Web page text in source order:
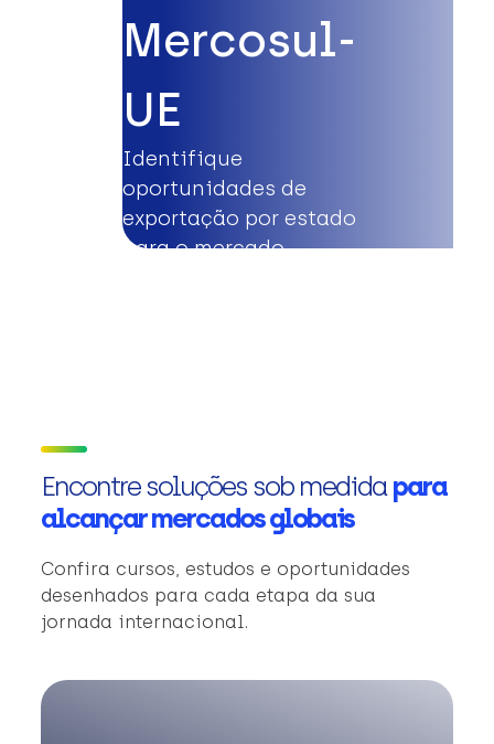
Mercosul-
UE
Identifique
oportunidades de
exportação por estado
para o mercado
Encontre soluções sob medidapara
alcançar mercados globais
Confira cursos, estudos e oportunidades
desenhados para cada etapa da sua
jornada internacional.